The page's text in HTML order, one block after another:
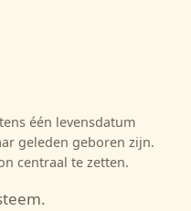
één levensdatum
geleden geboren zijn.
centraal te zetten.